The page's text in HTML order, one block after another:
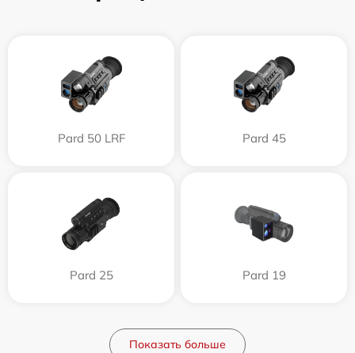
Pard 50 LRF Pard 45
Pard 25 Pard 19
Показать больше